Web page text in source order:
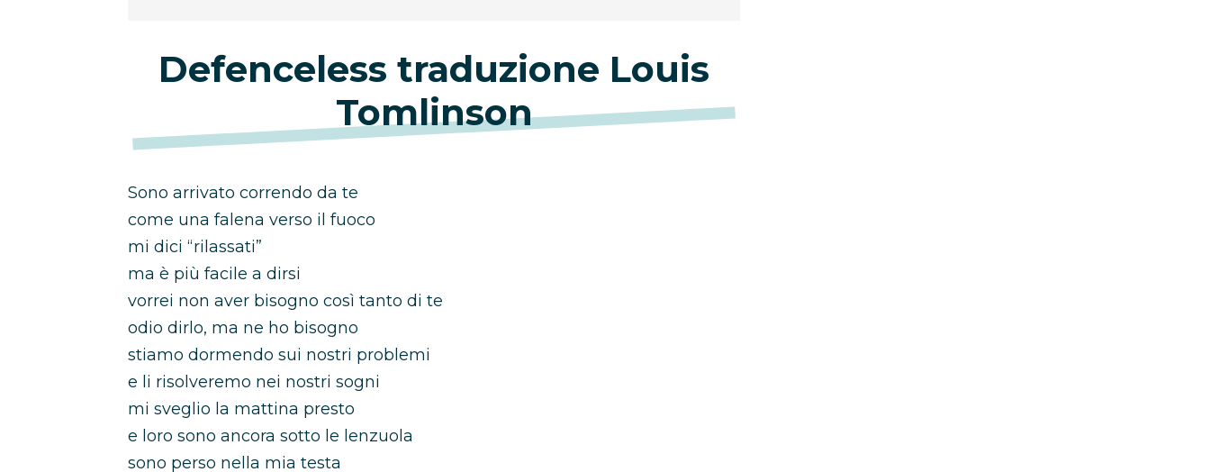
Defenceless traduzione Louis
Tomlinson
Sono arrivato correndo da te
come una falena verso il fuoco
mi dici “rilassati”
ma è più facile a dirsi
vorrei non aver bisogno così tanto di te
odio dirlo, ma ne ho bisogno
stiamo dormendo sui nostri problemi
e li risolveremo nei nostri sogni
mi sveglio la mattina presto
e loro sono ancora sotto le lenzuola
sono perso nella mia testa